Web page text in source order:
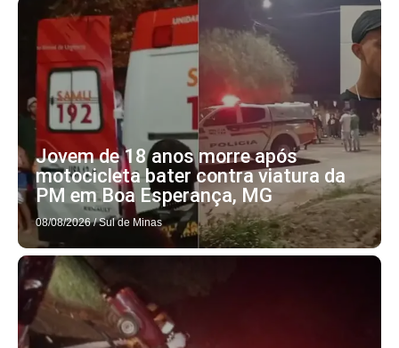
Jovem de 18 anos morre após
motocicleta bater contra viatura da
PM em Boa Esperança, MG
08/08/2026 / Sul de Minas